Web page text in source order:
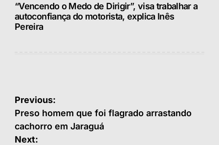
“Vencendo o Medo de Dirigir”, visa trabalhar a
autoconfiança do motorista, explica Inês
Pereira
Navegação
de
Post
Previous:
Preso homem que foi flagrado arrastando
cachorro em Jaraguá
Next: